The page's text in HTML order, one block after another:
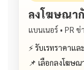
ลงโฆษณา
แบนเนอร์ • PR ข่
⚡ รับเรทราคาแ
📌 เลือกลงโฆษ